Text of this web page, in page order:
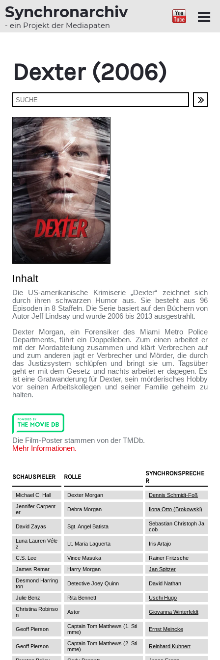
Synchronarchiv
- ein Projekt der Mediapaten
Dexter (2006)
Inhalt
Die US-amerikanische Krimiserie „Dexter“ zeichnet sich
durch ihren schwarzen Humor aus. Sie besteht aus 96
Episoden in 8 Staffeln. Die Serie basiert auf den Büchern von
Autor Jeff Lindsay und wurde 2006 bis 2013 ausgestrahlt.
Dexter Morgan, ein Forensiker des Miami Metro Police
Departments, führt ein Doppelleben. Zum einen arbeitet er
mit der Mordabteilung zusammen und klärt Verbrechen auf
und zum anderen jagt er Verbrecher und Mörder, die durch
das Justizsystem schlüpfen und bringt sie um. Tagsüber
geht er mit dem Gesetz und nachts arbeitet er dagegen. Es
ist eine Gratwanderung für Dexter, sein mörderisches Hobby
vor seinen Arbeitskollegen und seiner Familie geheim zu
halten.
Die Film-Poster stammen von der TMDb.
Mehr Informationen.
SCHAUSPIELER ROLLE
SYNCHRONSPRECHE
R
Michael C. Hall Dexter Morgan
Dennis Schmidt-Foß
Jennifer Carpent
er
Debra Morgan Ilona Otto (Brokowski)
David Zayas Sgt. Angel Batista
Sebastian Christoph Ja
cob
Luna Lauren Véle
z
Lt. Maria Laguerta Iris Artajo
C.S. Lee Vince Masuka
Rainer Fritzsche
James Remar
Harry Morgan
Jan Spitzer
Desmond Harring
ton
Detective Joey Quinn David Nathan
Julie Benz Rita Bennett
Uschi Hugo
Christina Robinso
n
Astor Giovanna Winterfeldt
Geoff Pierson
Captain Tom Matthews (1. Sti
mme)
Ernst Meincke
Geoff Pierson
Captain Tom Matthews (2. Sti
mme)
Reinhard Kuhnert